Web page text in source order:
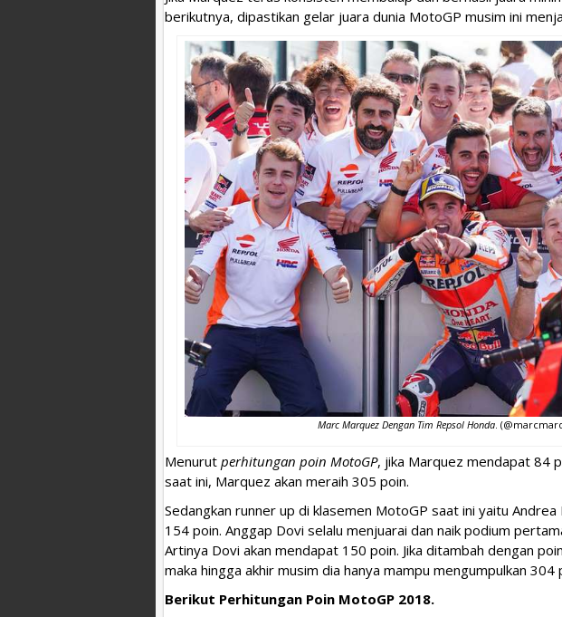
berikutnya, dipastikan gelar juara dunia MotoGP musim ini
Marc Marquez Dengan Tim Repsol Honda .
Menurut perhitungan poin MotoGP, jika Marquez mendapat 84
saat ini, Marquez akan meraih 305 poin.
Sedangkan runner up di klasemen MotoGP saat ini yaitu
154 poin. Anggap Dovi selalu menjuarai dan naik podium
Artinya Dovi akan mendapat 150 poin. Jika ditambah dengan
maka hingga akhir musim dia hanya mampu mengumpulkan 304
Berikut Perhitungan Poin MotoGP 2018.